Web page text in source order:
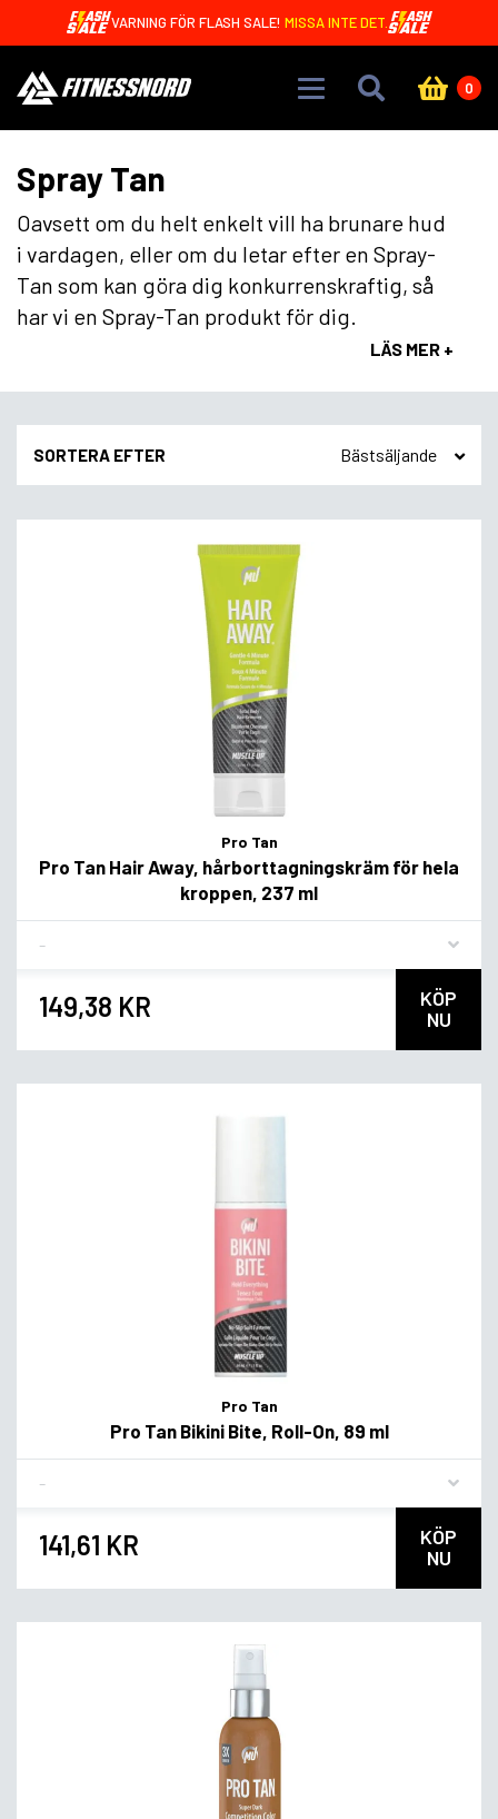
Skip to main contentVARNING FÖR FLASH SALE! MISSA INTE DET.
0
Spray Tan
Oavsett om du helt enkelt vill ha brunare hud
i vardagen, eller om du letar efter en Spray-
Tan som kan göra dig konkurrenskraftig, så
har vi en Spray-Tan produkt för dig.
LÄS MER +
SORTERA EFTER
Pro Tan
Pro Tan Hair Away, hårborttagningskräm för hela
kroppen, 237 ml
149,38 KR
KÖP
NU
Pro Tan
Pro Tan Bikini Bite, Roll-On, 89 ml
141,61 KR
KÖP
NU